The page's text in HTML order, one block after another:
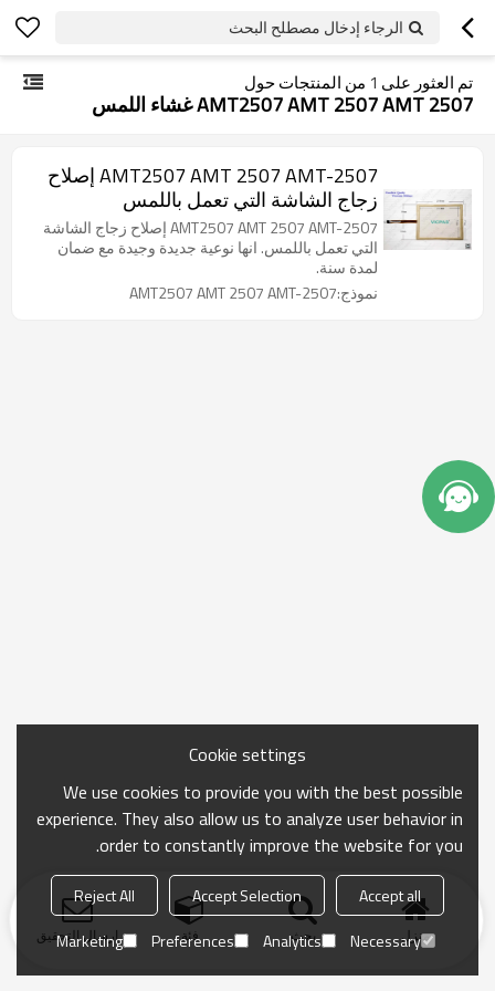
الرجاء إدخال مصطلح البحث
تم العثور على 1 من المنتجات حول
AMT2507 AMT 2507 AMT 2507 غشاء اللمس
AMT2507 AMT 2507 AMT-2507 إصلاح
زجاج الشاشة التي تعمل باللمس
AMT2507 AMT 2507 AMT-2507 إصلاح زجاج الشاشة
التي تعمل باللمس. انها نوعية جديدة وجيدة مع ضمان
لمدة سنة.
نموذج:AMT2507 AMT 2507 AMT-2507
منزل بحث فئة ارسال التحقيق
Cookie settings
We use cookies to provide you with the best possible
experience. They also allow us to analyze user behavior in
order to constantly improve the website for you.
Accept all
Accept Selection
Reject All
Necessary
Analytics
Preferences
Marketing